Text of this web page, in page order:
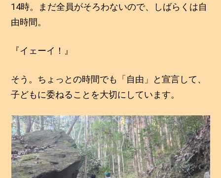
14時。まだ全員がそろわないので、しばらくは自
由時間。
『イェーイ！』
そう。ちょっとの時間でも「自由」と宣言して、
子どもに委ねることを大切にしています。